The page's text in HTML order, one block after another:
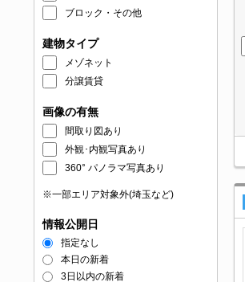
ブロック・その他
建物タイプ
メゾネット
分譲賃貸
画像の有無
間取り図あり
外観･内観写真あり
360° パノラマ写真あり
※一部エリア対象外(埼玉など)
情報公開日
指定なし
本日の新着
3日以内の新着